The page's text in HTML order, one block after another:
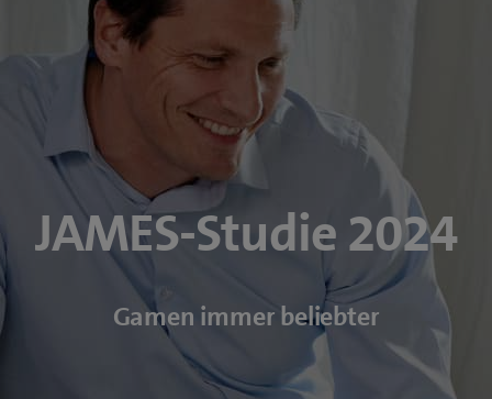
JAMES-Studie 2024
Gamen immer beliebter